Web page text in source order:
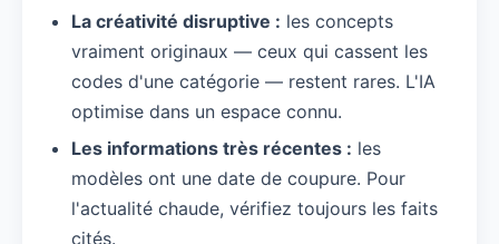
La créativité disruptive : les concepts
vraiment originaux — ceux qui cassent les
codes d'une catégorie — restent rares. L'IA
optimise dans un espace connu.
Les informations très récentes : les
modèles ont une date de coupure. Pour
l'actualité chaude, vérifiez toujours les faits
cités.